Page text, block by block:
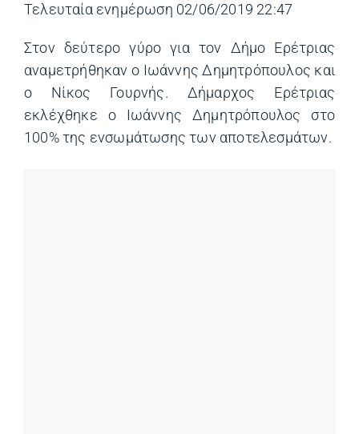
Τελευταία ενημέρωση 02/06/2019 22:47
Στον δεύτερο γύρο για τον Δήμο Ερέτριας
αναμετρήθηκαν ο Ιωάννης Δημητρόπουλος και
ο Νίκος Γουρνής. Δήμαρχος Ερέτριας
εκλέχθηκε ο Ιωάννης Δημητρόπουλος στο
100% της ενσωμάτωσης των αποτελεσμάτων.